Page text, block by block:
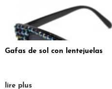
Gafas de sol con lentejuelas
lire plus